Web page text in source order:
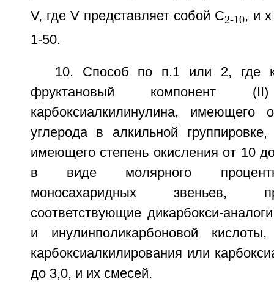
V, где V представляет собой С2-10, и
1-50.
10. Способ по п.1 или 2, где
фруктановый компонент
карбоксиалкилинулина,
углерода в алкильной группировке,
имеющего степень окисления от 10
в виде молярного
моносахаридных звеньев,
соответствующие дикарбокси-
и инулинполикарбоновой
карбоксиалкилирования или
до 3,0, и их смесей.